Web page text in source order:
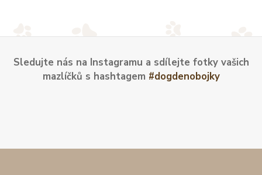
Sledujte nás na Instagramu a sdílejte fotky vašich
mazlíčků s hashtagem #dogdenobojky